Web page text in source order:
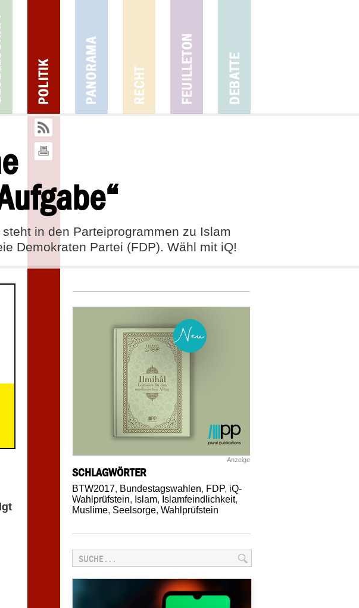
in den Parteiprogrammen zu Islam
Demokraten Partei (FDP). Wähl mit iQ!
09
2017
1
Anzeige
SCHLAGWÖRTER
BTW2017, Bundestagswahlen, FDP, iQ-
Wahlprüfstein, Islam, Islamfeindlichkeit,
Muslime, Seelsorge, Wahlprüfstein